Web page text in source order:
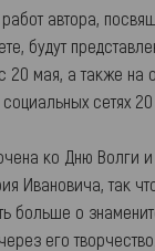
автора,
будут
20 мая, а также на
сетях 20
ко Дню Волги
Ивановича, так
больше о
его творчество.